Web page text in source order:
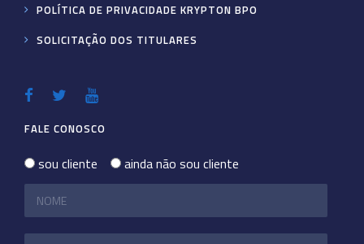
POLÍTICA DE PRIVACIDADE KRYPTON BPO
SOLICITAÇÃO DOS TITULARES
FALE CONOSCO
sou cliente ainda não sou cliente